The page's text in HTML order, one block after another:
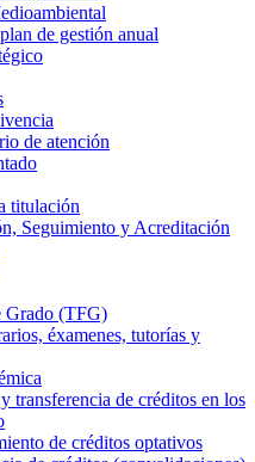
de gestión anual
de atención
titulación
Seguimiento y Acreditación
Grado (TFG)
éxamenes, tutorías y
transferencia de créditos en los
de créditos optativos